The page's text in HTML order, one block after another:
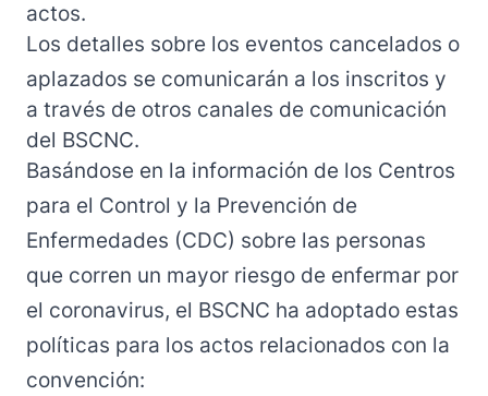
actos.
Los detalles sobre los eventos cancelados o
aplazados se comunicarán a los inscritos y
a través de otros canales de comunicación
del BSCNC.
Basándose en la información de los Centros
para el Control y la Prevención de
Enfermedades (CDC) sobre las personas
que corren un mayor riesgo de enfermar por
el coronavirus, el BSCNC ha adoptado estas
políticas para los actos relacionados con la
convención: